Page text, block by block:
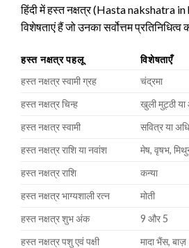
हिंदी में हस्त नक्षत्र (Hasta nakshatra in
विशेषताएं हैं जो उनका सर्वोत्तम प्रतिनिधित्व
हस्त नक्षत्र पहलू
विशेषताएँ
हस्त नक्षत्र स्वामी ग्रह
चंद्रमा
हस्त नक्षत्र चिन्ह
खुली मुट्ठी या
हस्त नक्षत्र स्वामी
सवित्र या
हस्त नक्षत्र राशि या नवांश
मेष, वृषभ,
हस्त नक्षत्र राशि
कन्या
हस्त नक्षत्र भाग्यशाली रत्न
मोती
हस्त नक्षत्र शुभ अंक
9 और 5
हस्त नक्षत्र पशु एवं पक्षी
मादा भैंस, बाज़